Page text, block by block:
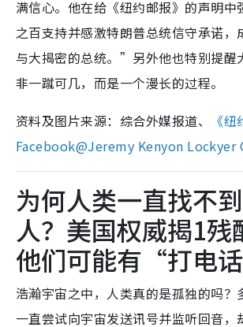
满信心。他在给《纽约邮报》的声明
之百支持并感激特朗普总统信守承诺，
与大揭密的总统。”另外他也特别提醒
非一蹴可几，而是一个漫长的过程。
资料及图片来源：综合外媒报道、
《纽
Facebook@Jeremy Kenyon Lockyer
为何人类一直找不
人？美国权威揭1残
他们可能有“打电
浩瀚宇宙之中，人类真的是孤独的吗？
一直尝试向宇宙发送讯号并监听回音，